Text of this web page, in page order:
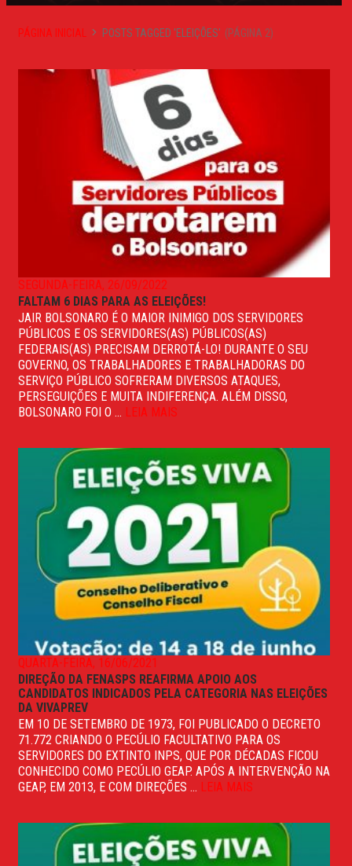
PÁGINA INICIAL POSTS TAGGED 'ELEIÇÕES' (PÁGINA 2)
SEGUNDA-FEIRA, 26/09/2022
FALTAM 6 DIAS PARA AS ELEIÇÕES!
JAIR BOLSONARO É O MAIOR INIMIGO DOS SERVIDORES
PÚBLICOS E OS SERVIDORES(AS) PÚBLICOS(AS)
FEDERAIS(AS) PRECISAM DERROTÁ-LO! DURANTE O SEU
GOVERNO, OS TRABALHADORES E TRABALHADORAS DO
SERVIÇO PÚBLICO SOFRERAM DIVERSOS ATAQUES,
PERSEGUIÇÕES E MUITA INDIFERENÇA. ALÉM DISSO,
BOLSONARO FOI O ... LEIA MAIS
QUARTA-FEIRA, 16/06/2021
DIREÇÃO DA FENASPS REAFIRMA APOIO AOS
CANDIDATOS INDICADOS PELA CATEGORIA NAS ELEIÇÕES
DA VIVAPREV
EM 10 DE SETEMBRO DE 1973, FOI PUBLICADO O DECRETO
71.772 CRIANDO O PECÚLIO FACULTATIVO PARA OS
SERVIDORES DO EXTINTO INPS, QUE POR DÉCADAS FICOU
CONHECIDO COMO PECÚLIO GEAP. APÓS A INTERVENÇÃO NA
GEAP, EM 2013, E COM DIREÇÕES ... LEIA MAIS